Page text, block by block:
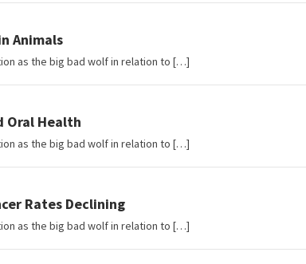
Animals
as the big bad wolf in relation to […]
Oral Health
as the big bad wolf in relation to […]
Rates Declining
as the big bad wolf in relation to […]